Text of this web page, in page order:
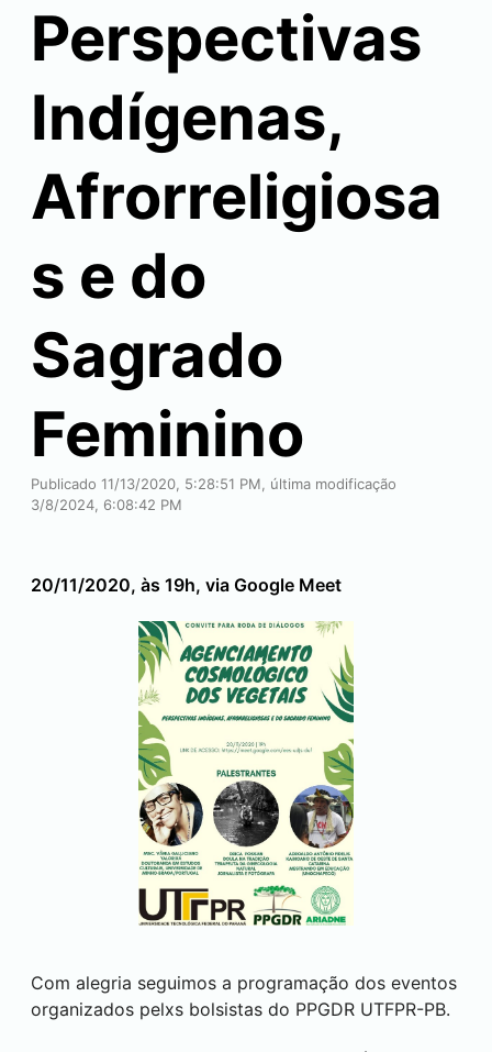
Perspectivas
Indígenas,
Afrorreligiosa
s e do
Sagrado
Feminino
Publicado 11/13/2020, 5:28:51 PM, última modificação
3/8/2024, 6:08:42 PM
20/11/2020, às 19h, via Google Meet
Com alegria seguimos a programação dos eventos
organizados pelxs bolsistas do PPGDR UTFPR-PB.